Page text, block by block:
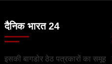
दैनिक भारत 24
इसकी बागडोर ठेठ पत्रकारों का समूह